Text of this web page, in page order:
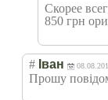
Скорее
850 грн
# Іван
Прошу